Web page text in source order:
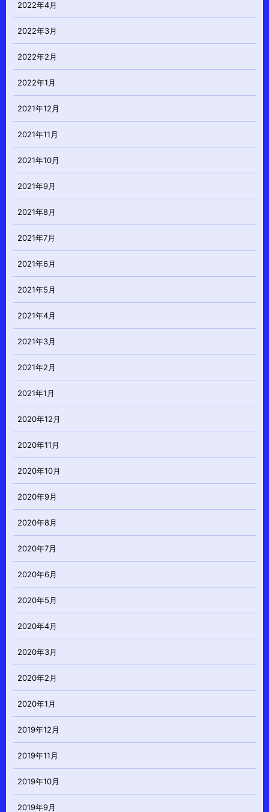
2022年4月
2022年3月
2022年2月
2022年1月
2021年12月
2021年11月
2021年10月
2021年9月
2021年8月
2021年7月
2021年6月
2021年5月
2021年4月
2021年3月
2021年2月
2021年1月
2020年12月
2020年11月
2020年10月
2020年9月
2020年8月
2020年7月
2020年6月
2020年5月
2020年4月
2020年3月
2020年2月
2020年1月
2019年12月
2019年11月
2019年10月
2019年9月